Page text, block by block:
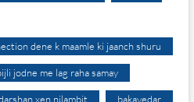
dene k maamle ki jaanch shuru
jodne me lag raha samay
xen nilambit bakayedar